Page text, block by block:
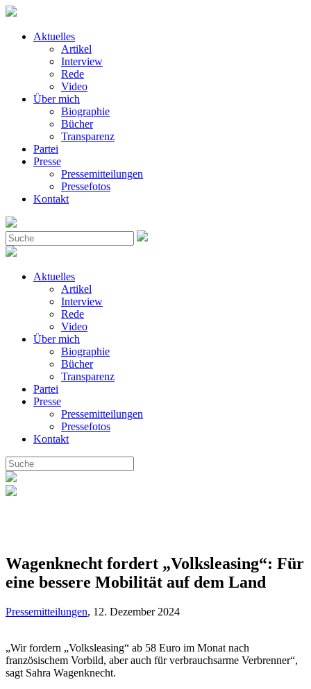
Aktuelles
Artikel
Interview
Rede
Video
Über mich
Biographie
Bücher
Transparenz
Partei
Presse
Pressemitteilungen
Pressefotos
Kontakt
Aktuelles
Artikel
Interview
Rede
Video
Über mich
Biographie
Bücher
Transparenz
Partei
Presse
Pressemitteilungen
Pressefotos
Kontakt
Wagenknecht fordert „Volksleasing“: Für
eine bessere Mobilität auf dem Land
Pressemitteilungen, 12. Dezember 2024
„Wir fordern „Volksleasing“ ab 58 Euro im Monat nach
französischem Vorbild, aber auch für verbrauchsarme Verbrenner“,
sagt Sahra Wagenknecht.